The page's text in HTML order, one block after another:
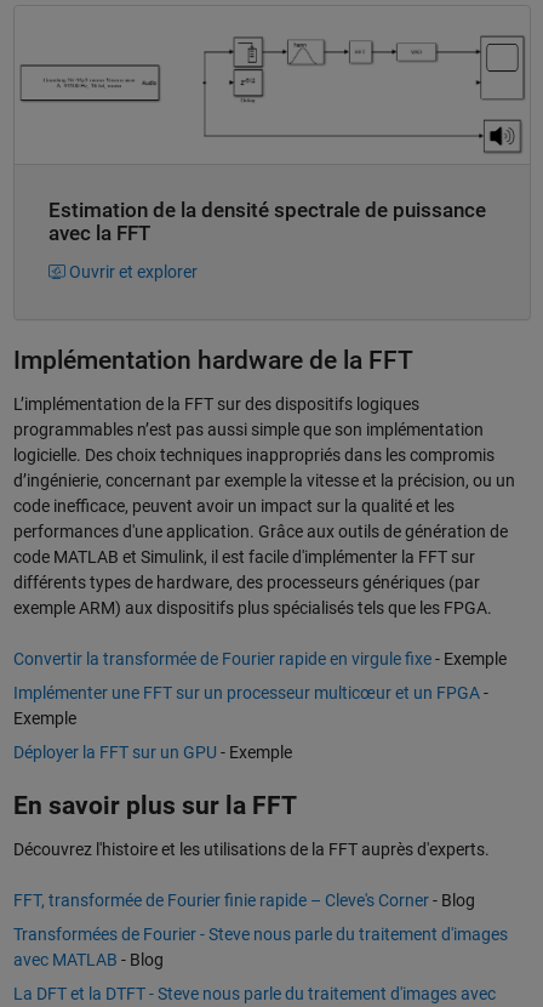
Estimation de la densité spectrale de puissance
avec la FFT
Ouvrir et explorer
Implémentation hardware de la FFT
L’implémentation de la FFT sur des dispositifs logiques
programmables n’est pas aussi simple que son implémentation
logicielle. Des choix techniques inappropriés dans les compromis
d’ingénierie, concernant par exemple la vitesse et la précision, ou un
code inefficace, peuvent avoir un impact sur la qualité et les
performances d'une application. Grâce aux outils de génération de
code MATLAB et Simulink, il est facile d'implémenter la FFT sur
différents types de hardware, des processeurs génériques (par
exemple ARM) aux dispositifs plus spécialisés tels que les FPGA.
Convertir la transformée de Fourier rapide en virgule fixe- Exemple
Implémenter une FFT sur un processeur multicœur et un FPGA-
Exemple
Déployer la FFT sur un GPU - Exemple
En savoir plus sur la FFT
Découvrez l'histoire et les utilisations de la FFT auprès d'experts.
FFT, transformée de Fourier finie rapide – Cleve's Corner- Blog
Transformées de Fourier - Steve nous parle du traitement d'images
avec MATLAB - Blog
La DFT et la DTFT - Steve nous parle du traitement d'images avec